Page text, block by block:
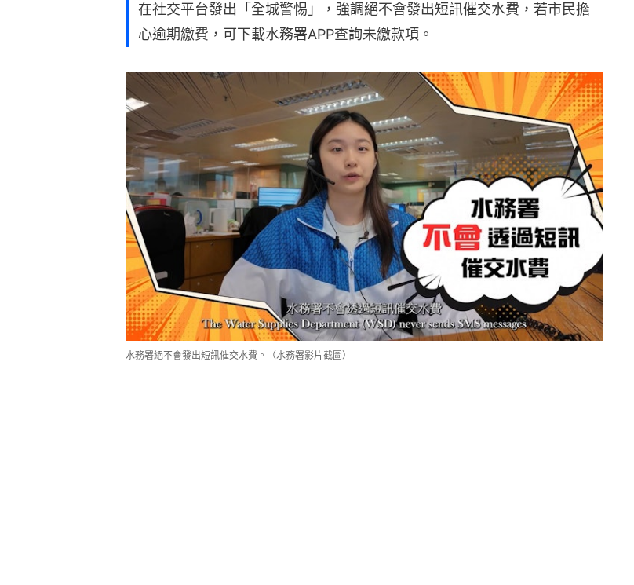
在社交平台發出「全城警惕」，強調絕不會發出短訊催交水費，若市民擔
心逾期繳費，可下載水務署APP查詢未繳款項。
水務署絕不會發出短訊催交水費。（水務署影片截圖）